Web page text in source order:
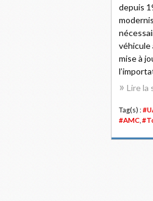
depuis
véhicule
mise à
Lire la
Tag(s) :
#AMC